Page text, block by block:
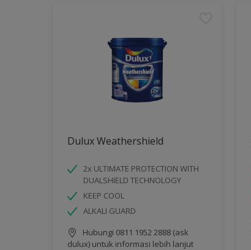
Dulux Weathershield
2x ULTIMATE PROTECTION WITH
DUALSHIELD TECHNOLOGY
KEEP COOL
ALKALI GUARD
Hubungi 0811 1952 2888 (ask
dulux) untuk informasi lebih lanjut